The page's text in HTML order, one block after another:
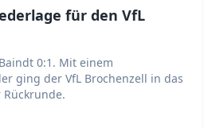
für den VfL
0:1. Mit einem
ging der VfL Brochenzell in das